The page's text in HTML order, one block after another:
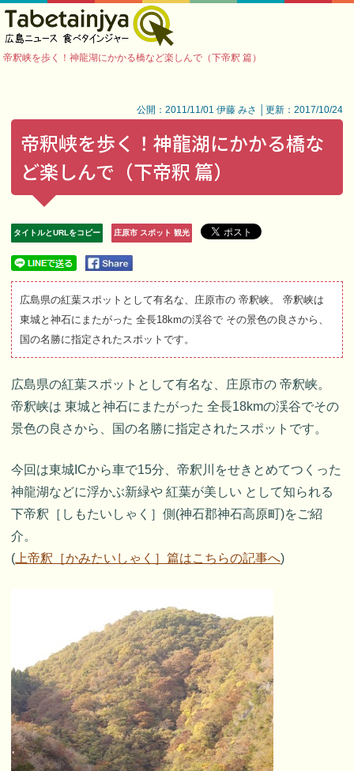
帝釈峡を歩く！神龍湖にかかる橋など楽しんで（下帝釈 篇）
公開：2011/11/01 伊藤 みさ │更新：2017/10/24
帝釈峡を歩く！神龍湖にかかる橋な
ど楽しんで（下帝釈 篇）
タイトルとURLをコピー 庄原市 スポット 観光
広島県の紅葉スポットとして有名な、庄原市の 帝釈峡。 帝釈峡は
東城と神石にまたがった 全長18kmの渓谷で その景色の良さから、
国の名勝に指定されたスポットです。
広島県の紅葉スポットとして有名な、庄原市の 帝釈峡。
帝釈峡は 東城と神石にまたがった 全長18kmの渓谷でその
景色の良さから、国の名勝に指定されたスポットです。
今回は東城ICから車で15分、帝釈川をせきとめてつくった
神龍湖などに浮かぶ新緑や 紅葉が美しい として知られる
下帝釈［しもたいしゃく］側(神石郡神石高原町)をご紹
介。
( 上帝釈［かみたいしゃく］篇はこちらの記事へ)